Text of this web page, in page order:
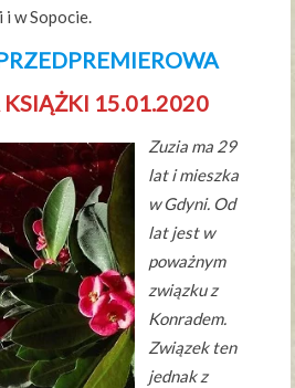
i w Sopocie.
KSIĄŻKI 15.01.2020
Zuzia ma 29
lat i mieszka
w Gdyni. Od
lat jest w
poważnym
związku z
Konradem.
Związek ten
jednak z